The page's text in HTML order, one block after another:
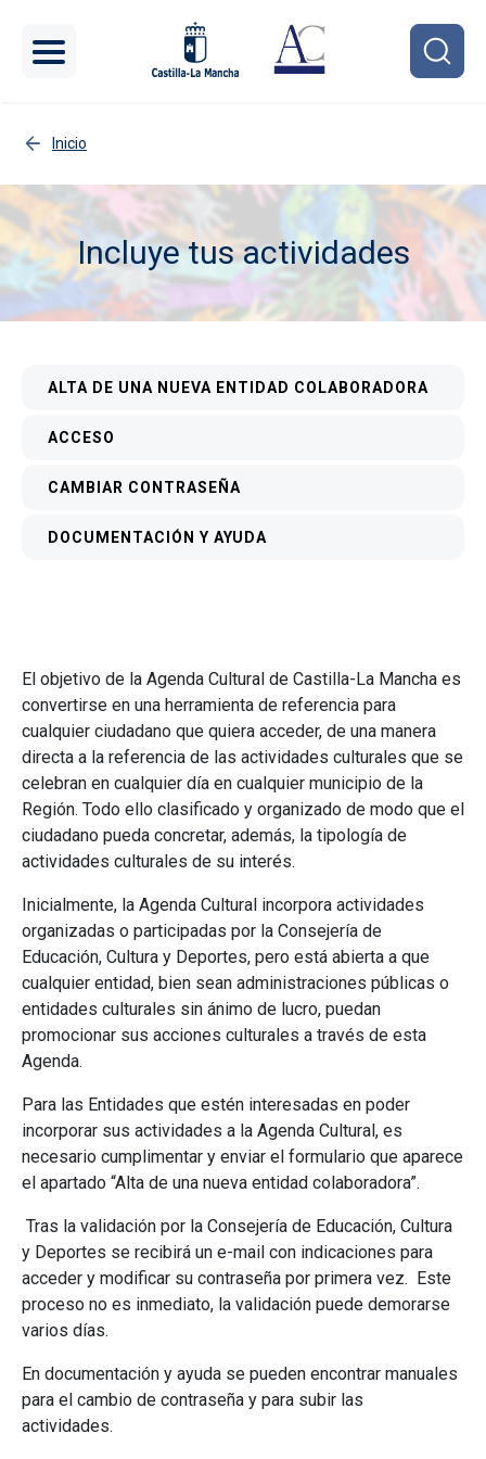
Inicio
Incluye tus actividades
Imagen
ALTA DE UNA NUEVA ENTIDAD COLABORADORA
ACCESO
CAMBIAR CONTRASEÑA
DOCUMENTACIÓN Y AYUDA
El objetivo de la Agenda Cultural de Castilla-La Mancha es
convertirse en una herramienta de referencia para
cualquier ciudadano que quiera acceder, de una manera
directa a la referencia de las actividades culturales que se
celebran en cualquier día en cualquier municipio de la
Región. Todo ello clasificado y organizado de modo que el
ciudadano pueda concretar, además, la tipología de
actividades culturales de su interés.
Inicialmente, la Agenda Cultural incorpora actividades
organizadas o participadas por la Consejería de
Educación, Cultura y Deportes, pero está abierta a que
cualquier entidad, bien sean administraciones públicas o
entidades culturales sin ánimo de lucro, puedan
promocionar sus acciones culturales a través de esta
Agenda.
Para las Entidades que estén interesadas en poder
incorporar sus actividades a la Agenda Cultural, es
necesario cumplimentar y enviar el formulario que aparece
el apartado “Alta de una nueva entidad colaboradora”.
Tras la validación por la Consejería de Educación, Cultura
y Deportes se recibirá un e-mail con indicaciones para
acceder y modificar su contraseña por primera vez. Este
proceso no es inmediato, la validación puede demorarse
varios días.
En documentación y ayuda se pueden encontrar manuales
para el cambio de contraseña y para subir las
actividades.